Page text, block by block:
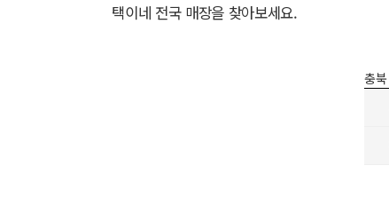
택이네 전국 매장을 찾아보세요.
충북